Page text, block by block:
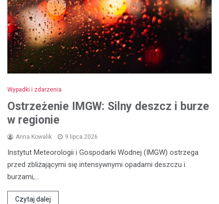
Wypadki i zdarzenia
Ostrzeżenie IMGW: Silny deszcz i burze
w regionie
Anna Kowalik 9 lipca 2026
Instytut Meteorologii i Gospodarki Wodnej (IMGW) ostrzega
przed zbliżającymi się intensywnymi opadami deszczu i
burzami,…
Czytaj dalej